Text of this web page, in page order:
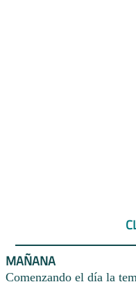
MAÑANA
Comenzando el día la